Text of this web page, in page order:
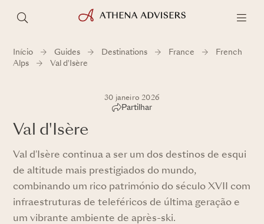
Início Guides Destinations France
French
Alps
Val d'Isère
30 janeiro 2026
Partilhar
Val d'Isère
Val d'Isère continua a ser um dos destinos de esqui
de altitude mais prestigiados do mundo,
combinando um rico património do século XVII com
infraestruturas de teleféricos de última geração e
um vibrante ambiente de après-ski.